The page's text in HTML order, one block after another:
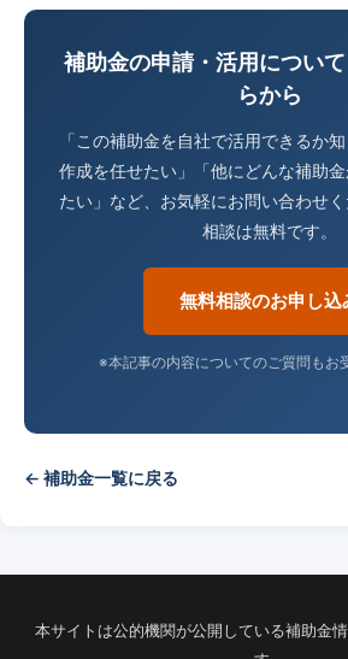
補助金の申請・活用につい
らから
「この補助金を自社で活用できるか
作成を任せたい」「他にどんな補助
たい」など、お気軽にお問い合わせ
相談は無料です。
無料相談のお申し込
※本記事の内容についてのご質問もお
← 補助金一覧に戻る
本サイトは公的機関が公開している補助金